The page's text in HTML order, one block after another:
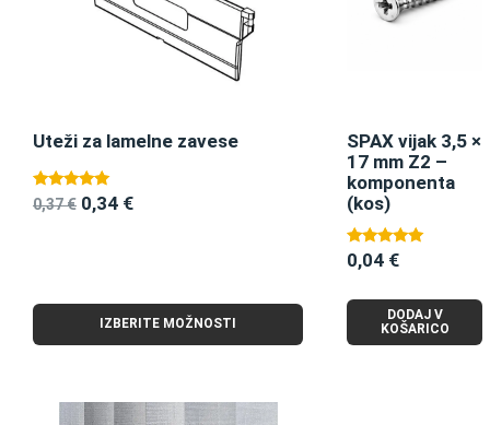
Uteži za lamelne zavese
Ocenjeno
5.00
0,37€ 0,34 €
IZBERITE MOŽNOSTI
SPAX vijak 3,5 ×
17 mm Z2 –
komponenta
(kos)
Ocenjeno
5.00
0,04 €
DODAJ V
KOŠARICO